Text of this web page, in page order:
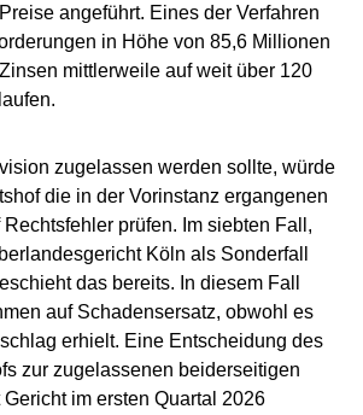
angeführt. Eines der Verfahren
in Höhe von 85,6 Millionen
mittlerweile auf weit über 120
zugelassen werden sollte, würde
die in der Vorinstanz ergangenen
prüfen. Im siebten Fall,
Köln als Sonderfall
das bereits. In diesem Fall
auf Schadensersatz, obwohl es
erhielt. Eine Entscheidung des
zur zugelassenen beiderseitigen
im ersten Quartal 2026